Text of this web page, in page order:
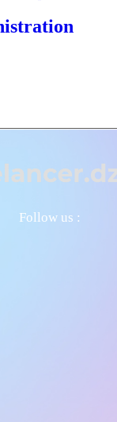
Follow us :